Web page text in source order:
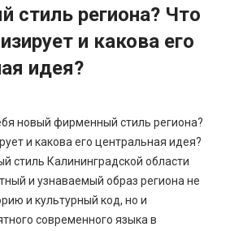
стиль региона? Что
и какова его
идея?
новый фирменный стиль региона?
и какова его центральная идея?
стиль Калининградской области
и узнаваемый образ региона не
и культурный код, но и
современного языка в